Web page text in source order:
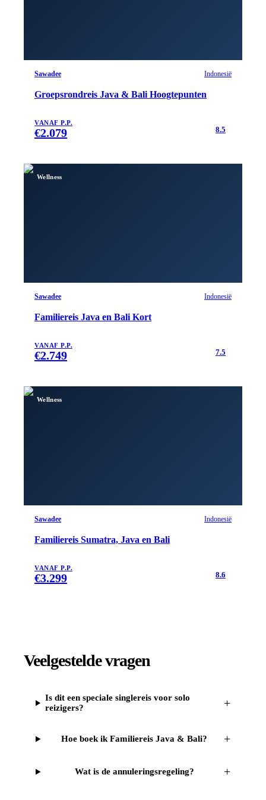
Sawadee Indonesië
Groepsrondreis Java & Bali Hoogtepunten
VANAF P.P.
€2.079 8.5
Wellness
Sawadee Indonesië
Familiereis Java en Bali Kort
VANAF P.P.
€2.749 7.5
Wellness
Sawadee Indonesië
Familiereis Sumatra, Java en Bali
VANAF P.P.
€3.299 8.6
Veelgestelde vragen
Is dit een speciale singlereis voor solo
reizigers?
+
Hoe boek ik Familiereis Java & Bali? +
Wat is de annuleringsregeling? +